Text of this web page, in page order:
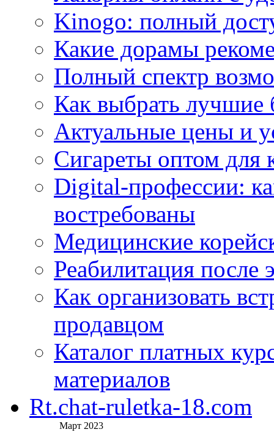
Kinogo: полный
Какие дорамы
Полный спектр
Как выбрать
Актуальные цены и
Сигареты оптом для
Digital-профессии:
востребованы
Медицинские
Реабилитация после
Как организовать
продавцом
Каталог платных
материалов
Rt.chat-ruletka-18.com
Март 2023